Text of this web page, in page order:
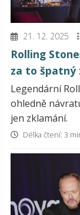
21. 12. 2025
Rolling
za to špatný
Legendární
ohledně
jen zklamání.
Délka čtení: 3